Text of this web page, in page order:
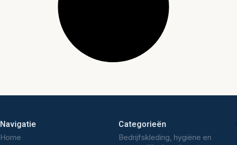
Navigatie
Home
Categorieën
Bedrijfskleding, hygiëne en